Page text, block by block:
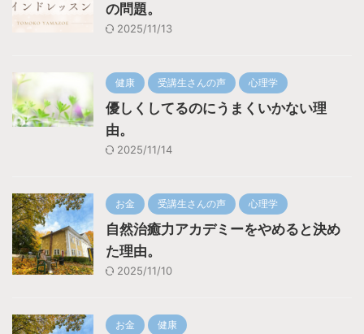
の問題。
2025/11/13
健康 受講生さんの声 心理学
優しくしてるのにうまくいかない理
由。
2025/11/14
お金 受講生さんの声 心理学
自然治癒力アカデミーをやめると決め
た理由。
2025/11/10
お金 健康